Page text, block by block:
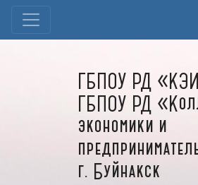
ГБПОУ РД
ГБПОУ РД
экономики и
г. Буйнакск